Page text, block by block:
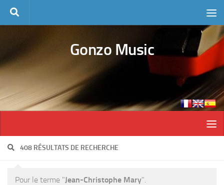
Skip to content
Gonzo Music
408 RÉSULTATS DE RECHERCHE
Pour le terme "Jean-Christophe Mary".